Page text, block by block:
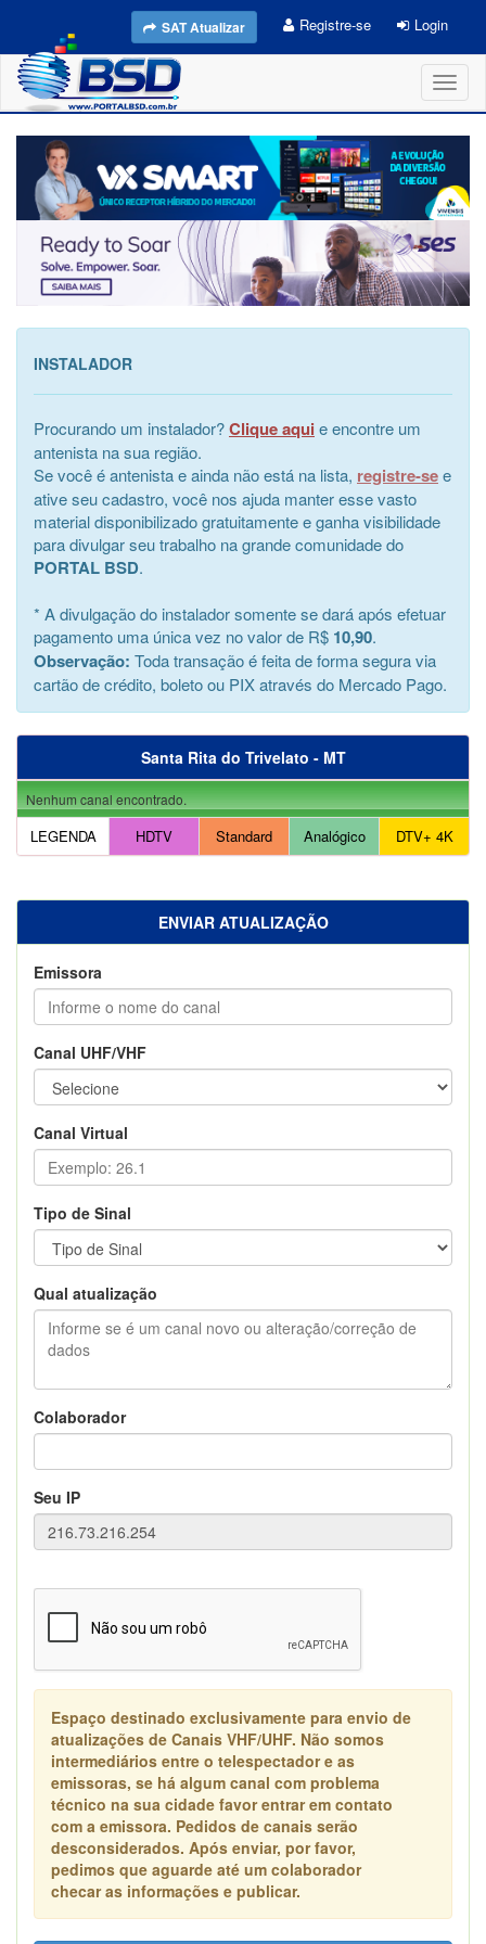
SAT Atualizar Registre-se Login
INSTALADOR
Procurando um instalador?Clique aqui e encontre um
antenista na sua região.
Se você é antenista e ainda não está na lista, registre-see
ative seu cadastro, você nos ajuda manter esse vasto
material disponibilizado gratuitamente e ganha visibilidade
para divulgar seu trabalho na grande comunidade do
PORTAL BSD.
* A divulgação do instalador somente se dará após efetuar
pagamento uma única vez no valor de R$ 10,90.
Observação: Toda transação é feita de forma segura via
cartão de crédito, boleto ou PIX através do Mercado Pago.
Santa Rita do Trivelato - MT
Nenhum canal encontrado.
LEGENDA HDTV Standard Analógico DTV+ 4K
ENVIAR ATUALIZAÇÃO
Emissora
Canal UHF/VHF
Canal Virtual
Tipo de Sinal
Qual atualização
Colaborador
Seu IP
Espaço destinado exclusivamente para envio de
atualizações de Canais VHF/UHF. Não somos
intermediários entre o telespectador e as
emissoras, se há algum canal com problema
técnico na sua cidade favor entrar em contato
com a emissora. Pedidos de canais serão
desconsiderados. Após enviar, por favor,
pedimos que aguarde até um colaborador
checar as informações e publicar.